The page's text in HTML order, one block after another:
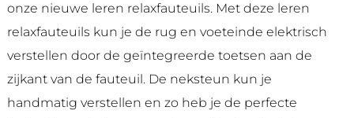
onze nieuwe leren relaxfauteuils. Met deze leren
relaxfauteuils kun je de rug en voeteinde elektrisch
verstellen door de geïntegreerde toetsen aan de
zijkant van de fauteuil. De neksteun kun je
handmatig verstellen en zo heb je de perfecte